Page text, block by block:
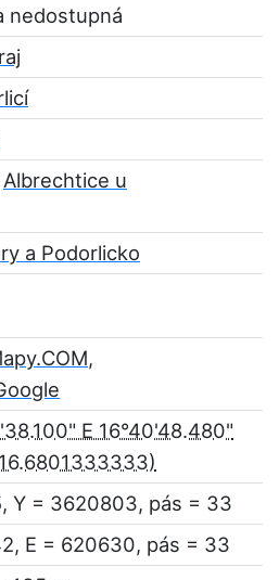
nedostupná
Albrechtice u
a Podorlicko
,
E 16°40'48.480"
Y = 3620803, pás = 33
E = 620630, pás = 33